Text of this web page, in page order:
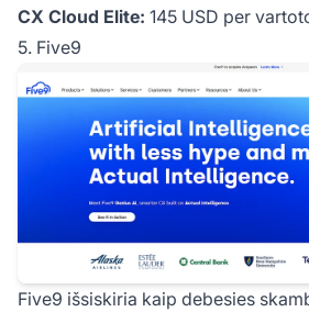
CX Cloud Elite: 145 USD per
5. Five9
Five9 išsiskiria kaip debesies